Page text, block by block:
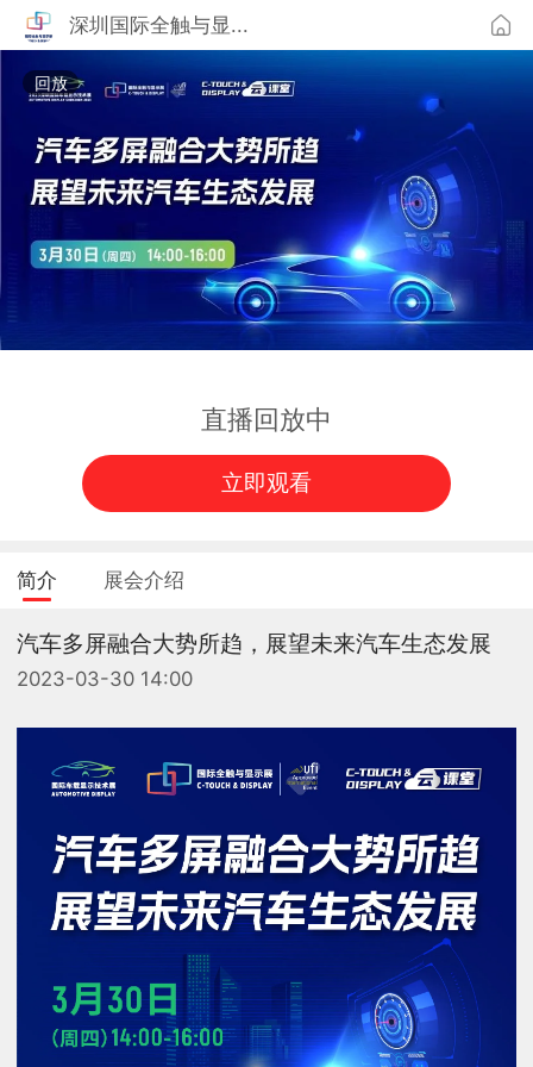
深圳国际全触与显...
回放
直播回放中
立即观看
简介 展会介绍
汽车多屏融合大势所趋，展望未来汽车生态发展
2023-03-30 14:00